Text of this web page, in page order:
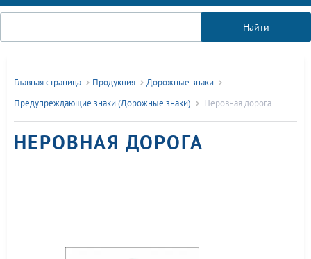
Найти
Главная страница Продукция
Дорожные знаки
Предупреждающие знаки (Дорожные знаки)
Неровная дорога
НЕРОВНАЯ ДОРОГА